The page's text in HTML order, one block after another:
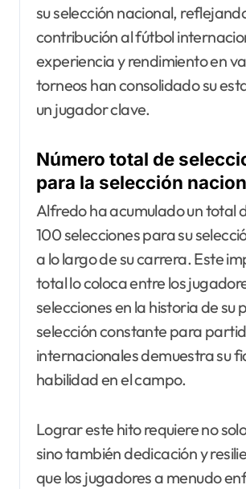
su selección nacional,
contribución al fútbol
experiencia y rendimiento en
torneos han consolidado su
un jugador clave.
Número total de
para la selección
Alfredo ha acumulado un total
100 selecciones para su
a lo largo de su carrera. Este
total lo coloca entre los
selecciones en la historia de su
selección constante para
internacionales demuestra su
habilidad en el campo.
Lograr este hito requiere no
sino también dedicación y
que los jugadores a menudo